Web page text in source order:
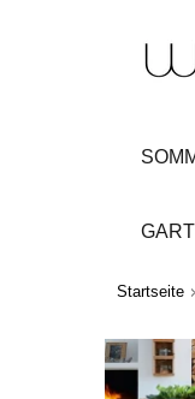
Startseite